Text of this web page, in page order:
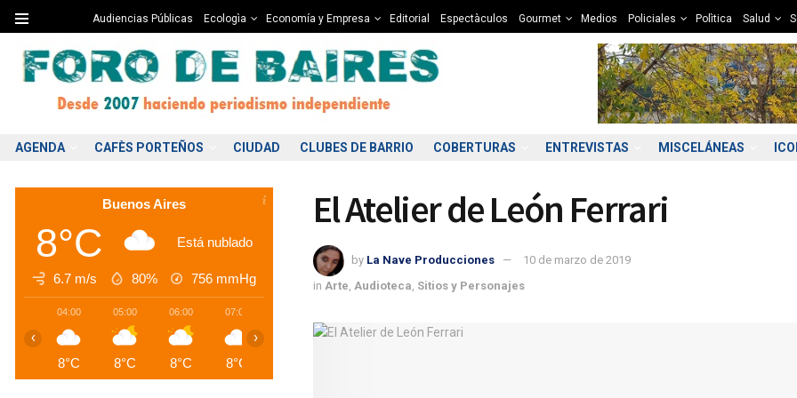
Audiencias Públicas Ecologìa Economía y Empresa Editorial Espectàculos Gourmet Medios Policiales Polìtica Salud
AGENDA CAFÈS PORTEÑOS CIUDAD CLUBES DE BARRIO COBERTURAS ENTREVISTAS MISCELÁNEAS
El Atelier de León Ferrari
by La Nave Producciones
10 de marzo de 2019
in Arte Audioteca Sitios y Personajes
Buenos Aires
8°C Está nublado
6.7 m/s 80% 756 mmHg
04:00
8°C
05:00
8°C
06:00
8°C
07:00
8°C
‹ ›